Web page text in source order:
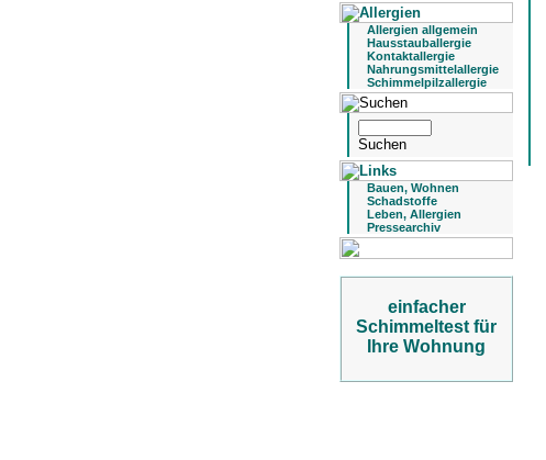
Allergien allgemein
Hausstauballergie
Kontaktallergie
Nahrungsmittelallergie
Schimmelpilzallergie
Bauen, Wohnen
Schadstoffe
Leben, Allergien
Pressearchiv
einfacher
Schimmeltest für
Ihre Wohnung